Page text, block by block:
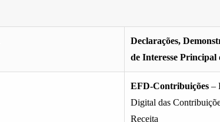
Declarações,
de Interesse Principal
EFD-Contribuições –
Digital das
Receita